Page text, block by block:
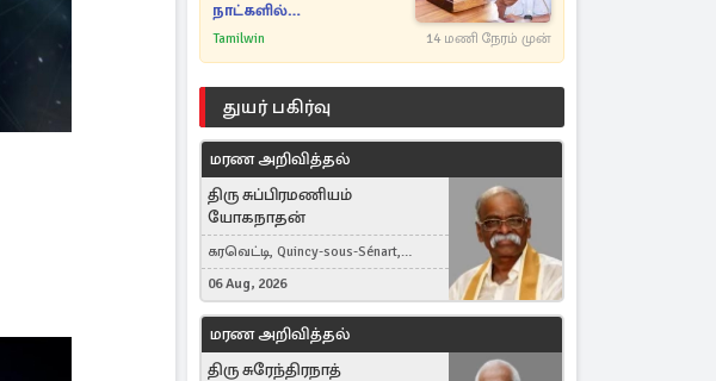
நாட்களில்
அம்பலமாகவுள்ள ரகசியம்
Tamilwin 14 மணி நேரம் முன்
துயர் பகிர்வு
மரண அறிவித்தல்
திரு சுப்பிரமணியம்
யோகநாதன்
கரவெட்டி, Quincy-sous-Sénart,
France
06 Aug, 2026
மரண அறிவித்தல்
திரு சுரேந்திரநாத்